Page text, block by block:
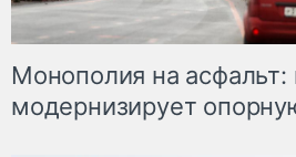
Монополия на асфальт:
модернизирует